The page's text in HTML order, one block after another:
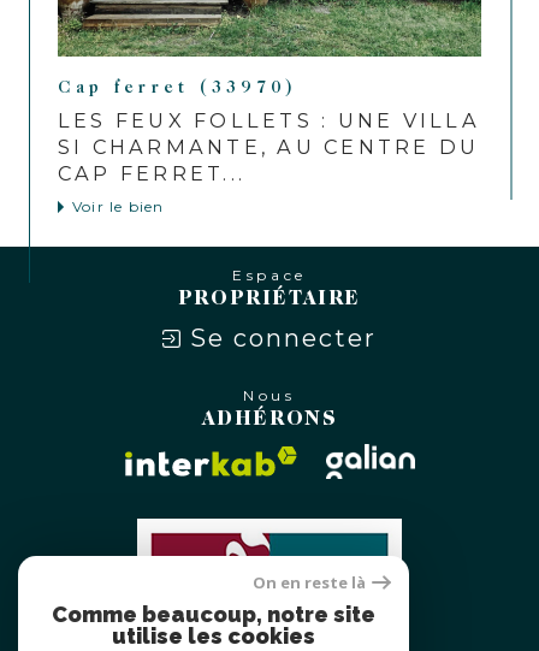
Cap ferret (33970)
LES FEUX FOLLETS : UNE VILLA
SI CHARMANTE, AU CENTRE DU
CAP FERRET...
Voir le bien
Espace
PROPRIÉTAIRE
Se connecter
Nous
ADHÉRONS
On en reste là
Comme beaucoup, notre site
utilise les cookies